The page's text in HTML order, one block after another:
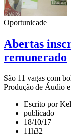
Oportunidade
Abertas
remunerado
São 11 vagas com
Produção de Áudio
Escrito por
publicado
18/10/17
11h32